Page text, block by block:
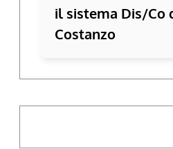
il sistema Dis/Co
Costanzo